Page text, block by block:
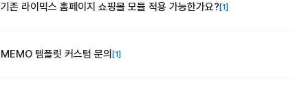
기존 라이믹스 홈페이지 쇼핑몰 모듈 적용 가능한가요? [1]
MEMO 템플릿 커스텀 문의 [1]